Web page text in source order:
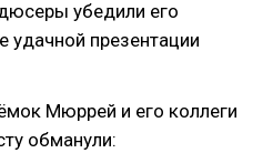
убедили его
удачной презентации
Мюррей и его коллеги
обманули: